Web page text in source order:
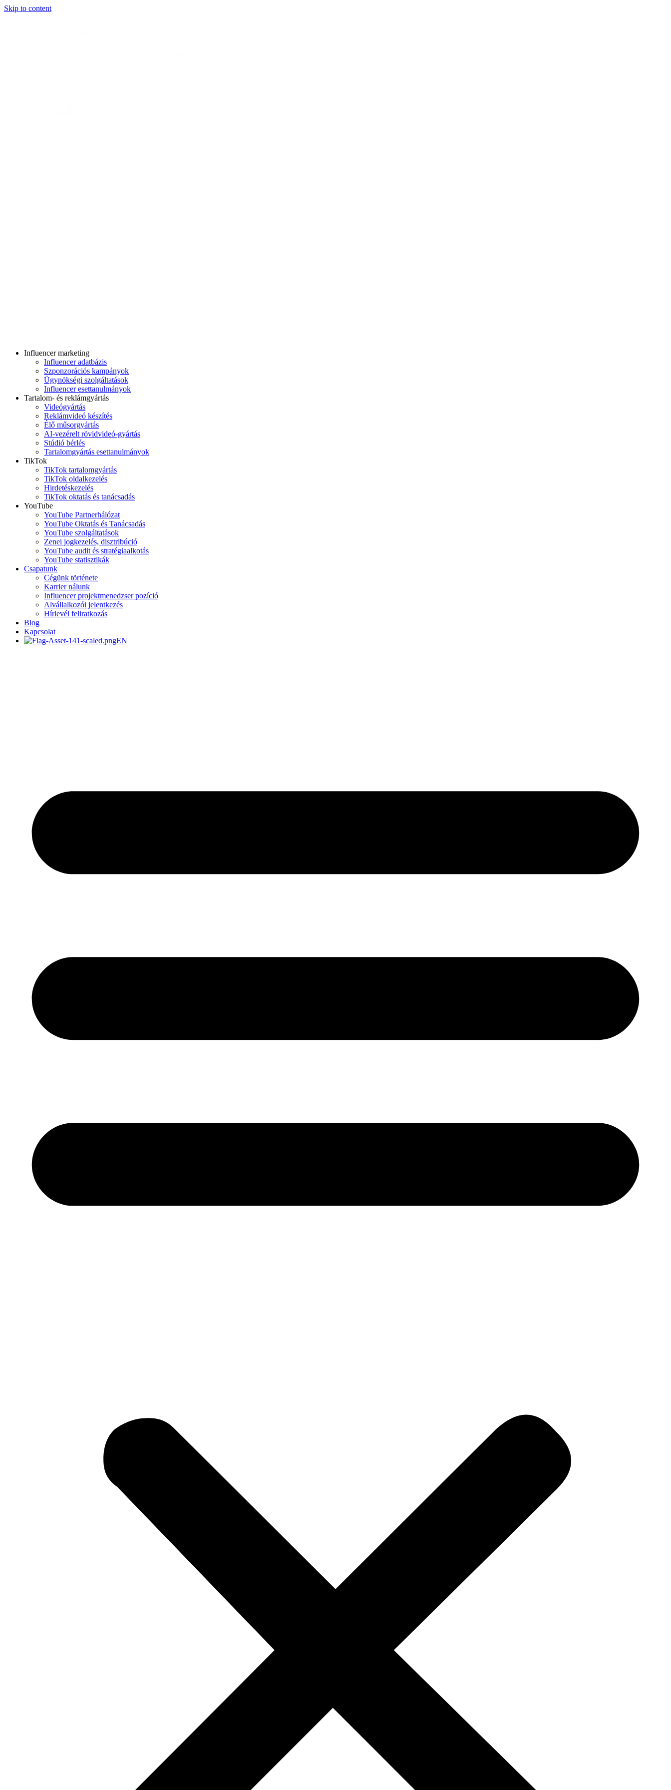
Skip to content
Influencer marketing
Influencer adatbázis
Szponzorációs kampányok
Ügynökségi szolgáltatások
Influencer esettanulmányok
Tartalom- és reklámgyártás
Videógyártás
Reklámvideó készítés
Élő műsorgyártás
AI-vezérelt rövidvideó-gyártás
Stúdió bérlés
Tartalomgyártás esettanulmányok
TikTok
TikTok tartalomgyártás
TikTok oldalkezelés
Hirdetéskezelés
TikTok oktatás és tanácsadás
YouTube
YouTube Partnerhálózat
YouTube Oktatás és Tanácsadás
YouTube szolgáltatások
Zenei jogkezelés, disztribúció
YouTube audit és stratégiaalkotás
YouTube statisztikák
Csapatunk
Cégünk története
Karrier nálunk
Influencer projektmenedzser pozíció
Alvállalkozói jelentkezés
Hírlevél feliratkozás
Blog
Kapcsolat
EN